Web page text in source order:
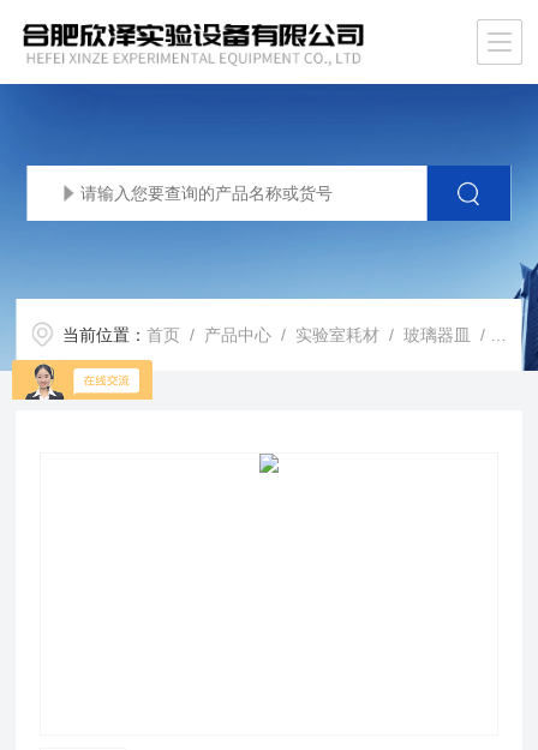
当前位置：首页 / 产品中心 / 实验室耗材 /玻璃器皿 / XZ-PMBZJ婆梅比重计 玻璃液体密度计